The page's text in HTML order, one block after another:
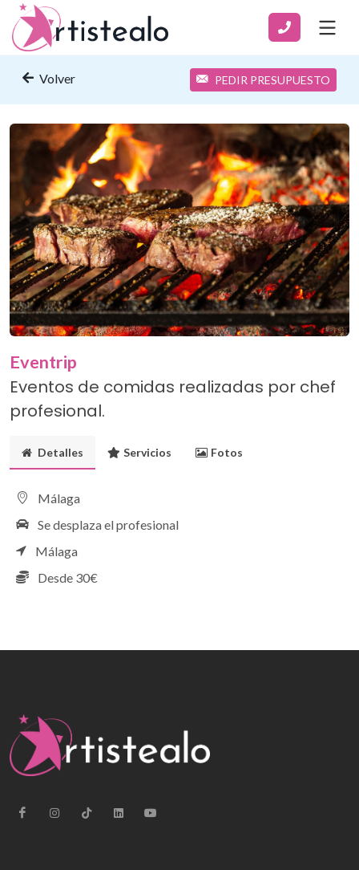
Volver PEDIR PRESUPUESTO
Eventrip
Eventos de comidas realizadas por chef
profesional.
Detalles Servicios Fotos
Málaga
Se desplaza el profesional
Málaga
Desde 30€